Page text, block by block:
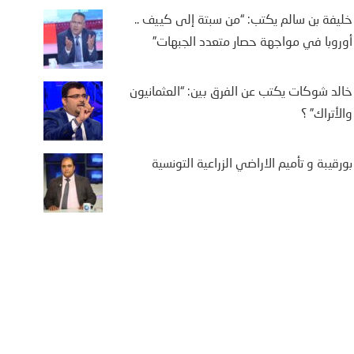
صنداي تايمز: في مركز أبوظبي
التجاري، دوّت الموسيقى
الصوت – لحن وطني في زمن
الحرب/ ريبورتاج/
صنداي تايمز: في مركز
خليفة بن سالم يكتب: “من سبتة إلى كييف ..
أوروبا في مواجهة حصار متعدد الجبهات”
خالد شوكات يكتب عن الفرق بين: “العثمانيون
والأتراك” ؟
بورقيبة و تأميم الاراضي الزراعية التونسية